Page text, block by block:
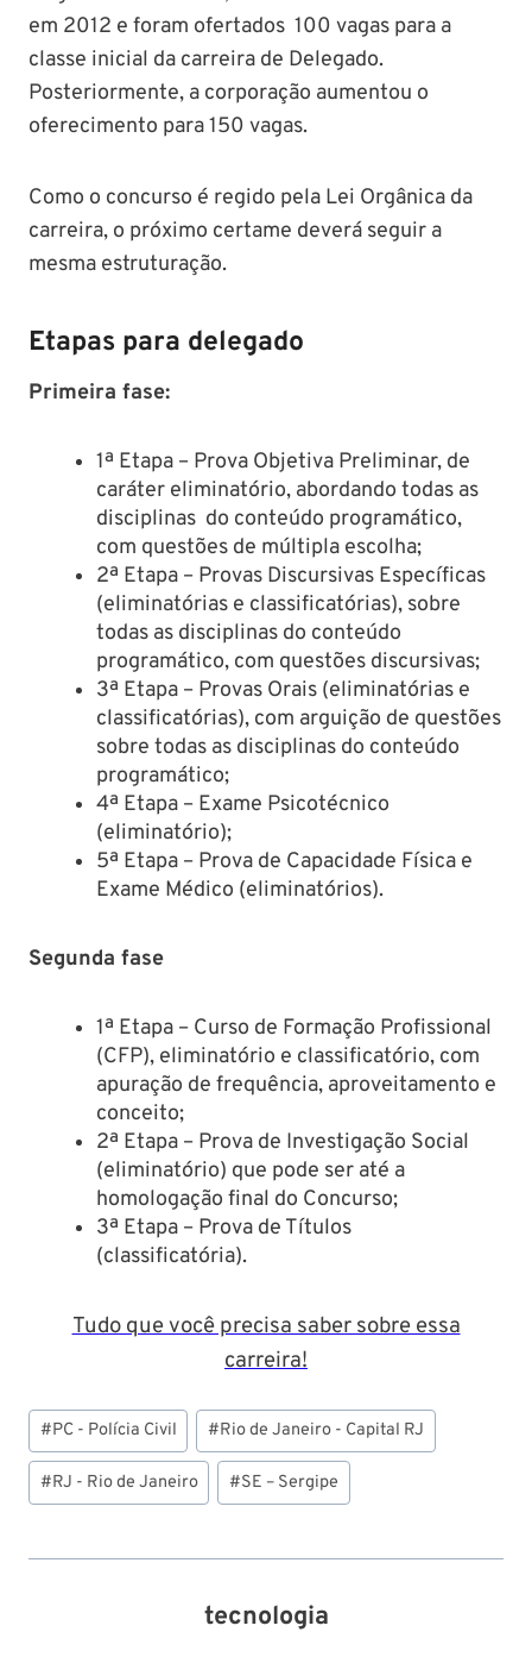
em 2012 e foram ofertados 100 vagas para a
classe inicial da carreira de Delegado.
Posteriormente, a corporação aumentou o
oferecimento para 150 vagas.
Como o concurso é regido pela Lei Orgânica da
carreira, o próximo certame deverá seguir a
mesma estruturação.
Etapas para delegado
Primeira fase:
1ª Etapa – Prova Objetiva Preliminar, de
caráter eliminatório, abordando todas as
disciplinas do conteúdo programático,
com questões de múltipla escolha;
2ª Etapa – Provas Discursivas Específicas
(eliminatórias e classificatórias), sobre
todas as disciplinas do conteúdo
programático, com questões discursivas;
3ª Etapa – Provas Orais (eliminatórias e
classificatórias), com arguição de questões
sobre todas as disciplinas do conteúdo
programático;
4ª Etapa – Exame Psicotécnico
(eliminatório);
5ª Etapa – Prova de Capacidade Física e
Exame Médico (eliminatórios).
Segunda fase
1ª Etapa – Curso de Formação Profissional
(CFP), eliminatório e classificatório, com
apuração de frequência, aproveitamento e
conceito;
2ª Etapa – Prova de Investigação Social
(eliminatório) que pode ser até a
homologação final do Concurso;
3ª Etapa – Prova de Títulos
(classificatória).
Tudo que você precisa saber sobre essa
carreira!
Tags
do
Post:
#PC - Polícia Civil #Rio de Janeiro - Capital RJ
#RJ - Rio de Janeiro #SE – Sergipe
tecnologia